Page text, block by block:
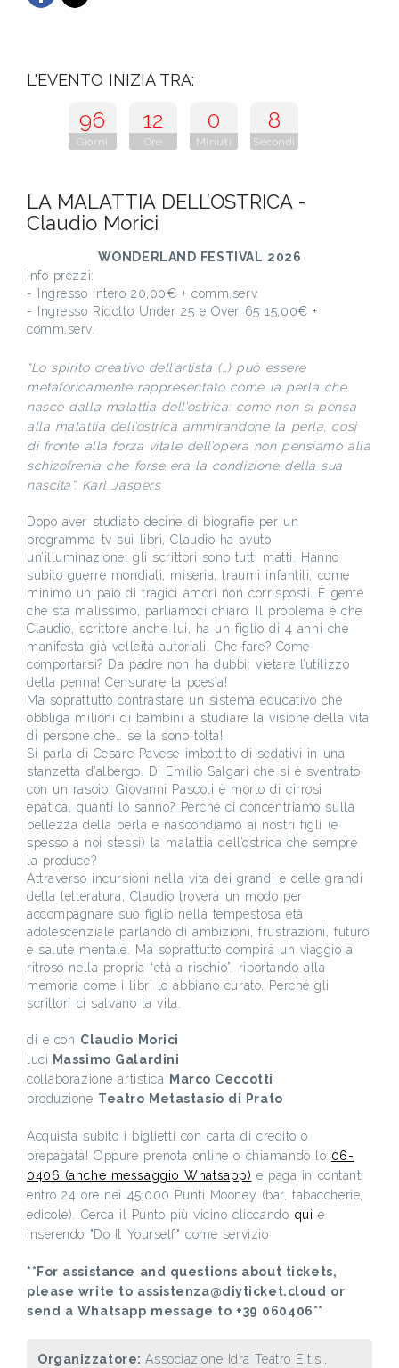
L'EVENTO INIZIA TRA:
96
Giorni
12
Ore
0
Minuti
7
Secondi
LA MALATTIA DELL’OSTRICA -
Claudio Morici
WONDERLAND FESTIVAL 2026
Info prezzi:
- Ingresso Intero 20,00€ + comm.serv.
- Ingresso Ridotto Under 25 e Over 65 15,00€ +
comm.serv.
“Lo spirito creativo dell’artista (…) può essere
metaforicamente rappresentato come la perla che
nasce dalla malattia dell’ostrica: come non si pensa
alla malattia dell’ostrica ammirandone la perla, così
di fronte alla forza vitale dell’opera non pensiamo alla
schizofrenia che forse era la condizione della sua
nascita”. Karl Jaspers
Dopo aver studiato decine di biografie per un
programma tv sui libri, Claudio ha avuto
un’illuminazione: gli scrittori sono tutti matti. Hanno
subito guerre mondiali, miseria, traumi infantili, come
minimo un paio di tragici amori non corrisposti. È gente
che sta malissimo, parliamoci chiaro. Il problema è che
Claudio, scrittore anche lui, ha un figlio di 4 anni che
manifesta già velleità autoriali. Che fare? Come
comportarsi? Da padre non ha dubbi: vietare l’utilizzo
della penna! Censurare la poesia!
Ma soprattutto contrastare un sistema educativo che
obbliga milioni di bambini a studiare la visione della vita
di persone che… se la sono tolta!
Si parla di Cesare Pavese imbottito di sedativi in una
stanzetta d’albergo. Di Emilio Salgari che si è sventrato
con un rasoio. Giovanni Pascoli è morto di cirrosi
epatica, quanti lo sanno? Perché ci concentriamo sulla
bellezza della perla e nascondiamo ai nostri figli (e
spesso a noi stessi) la malattia dell’ostrica che sempre
la produce?
Attraverso incursioni nella vita dei grandi e delle grandi
della letteratura, Claudio troverà un modo per
accompagnare suo figlio nella tempestosa età
adolescenziale parlando di ambizioni, frustrazioni, futuro
e salute mentale. Ma soprattutto compirà un viaggio a
ritroso nella propria “età a rischio”, riportando alla
memoria come i libri lo abbiano curato. Perché gli
scrittori ci salvano la vita.
di e con Claudio Morici
luci Massimo Galardini
collaborazione artistica
Marco Ceccotti
produzione Teatro Metastasio di Prato
Acquista subito i biglietti con carta di credito o
prepagata! Oppure prenota online o chiamando lo 06-
0406 (anche messaggio Whatsapp) e paga in contanti
entro 24 ore nei 45.000 Punti Mooney (bar, tabaccherie,
edicole). Cerca il Punto più vicino cliccando qui e
inserendo "Do It Yourself" come servizio
**For assistance and questions about tickets,
please write to assistenza@diyticket.cloud or
send a Whatsapp message to +39 060406**
Organizzatore:Associazione Idra Teatro E.t.s.,